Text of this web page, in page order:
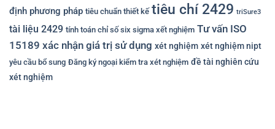
định phương pháp tiêu chuẩn thiết kế tiêu chí 2429 triSure3
tài liệu 2429 tính toán chỉ số six sigma xết nghiệm Tư vấn ISO
15189 xác nhận giá trị sử dụng xét nghiệm xét nghiệm nipt
yêu cầu bổ sung Đăng ký ngoại kiểm tra xét nghiệm đề tài nghiên cứu
xét nghiệm